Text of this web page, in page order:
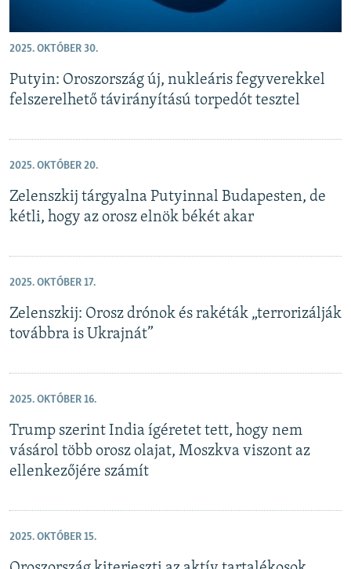
2025. OKTÓBER 30.
Putyin: Oroszország új, nukleáris fegyverekkel
felszerelhető távirányítású torpedót tesztel
2025. OKTÓBER 20.
Zelenszkij tárgyalna Putyinnal Budapesten, de
kétli, hogy az orosz elnök békét akar
2025. OKTÓBER 17.
Zelenszkij: Orosz drónok és rakéták „terrorizálják
továbbra is Ukrajnát”
2025. OKTÓBER 16.
Trump szerint India ígéretet tett, hogy nem
vásárol több orosz olajat, Moszkva viszont az
ellenkezőjére számít
2025. OKTÓBER 15.